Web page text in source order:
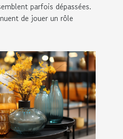
parfois dépassées.
de jouer un rôle